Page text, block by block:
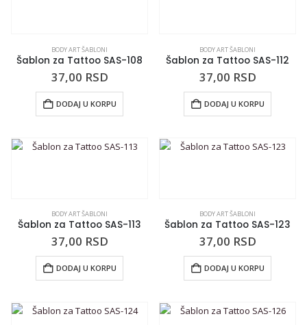
BODY ART ŠABLONI
Šablon za Tattoo SAS-108
37,00 RSD
DODAJ U KORPU
BODY ART ŠABLONI
Šablon za Tattoo SAS-112
37,00 RSD
DODAJ U KORPU
BODY ART ŠABLONI
Šablon za Tattoo SAS-113
37,00 RSD
DODAJ U KORPU
BODY ART ŠABLONI
Šablon za Tattoo SAS-123
37,00 RSD
DODAJ U KORPU